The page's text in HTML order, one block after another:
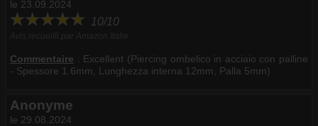
le 23.09.2024
10/10
Commentaire : Excellent (Piercing ombelico in acciaio con palline
- Spessore 1.6mm, Lunghezza interna 12mm, Palla 5mm)
Anonyme
le 29.08.2024